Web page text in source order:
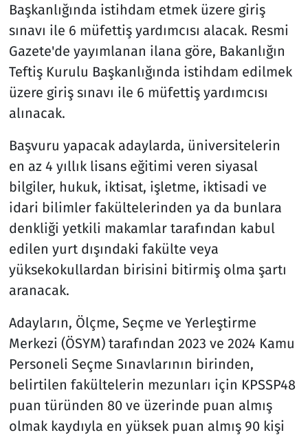
Başkanlığında istihdam etmek üzere giriş
sınavı ile 6 müfettiş yardımcısı alacak. Resmi
Gazete'de yayımlanan ilana göre, Bakanlığın
Teftiş Kurulu Başkanlığında istihdam edilmek
üzere giriş sınavı ile 6 müfettiş yardımcısı
alınacak.
Başvuru yapacak adaylarda, üniversitelerin
en az 4 yıllık lisans eğitimi veren siyasal
bilgiler, hukuk, iktisat, işletme, iktisadi ve
idari bilimler fakültelerinden ya da bunlara
denkliği yetkili makamlar tarafından kabul
edilen yurt dışındaki fakülte veya
yüksekokullardan birisini bitirmiş olma şartı
aranacak.
Adayların, Ölçme, Seçme ve Yerleştirme
Merkezi (ÖSYM) tarafından 2023 ve 2024 Kamu
Personeli Seçme Sınavlarının birinden,
belirtilen fakültelerin mezunları için KPSSP48
puan türünden 80 ve üzerinde puan almış
olmak kaydıyla en yüksek puan almış 90 kişi
Seçim 2023
Spor
Teknoloji ve Bilim
Televizyon